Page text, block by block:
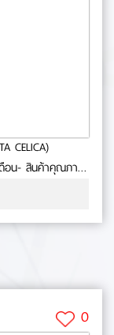
CELICA)
ดือน- สินค้าคุณภาพ
0